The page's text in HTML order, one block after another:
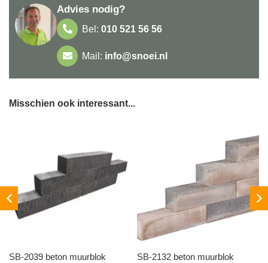
Advies nodig?
Bel: 010 521 56 56
Mail: info@snoei.nl
Misschien ook interessant...
SB-2039 beton muurblok
SB-2132 beton muurblok